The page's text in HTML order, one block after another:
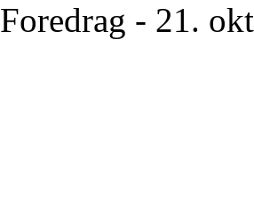
Foredrag - 21.